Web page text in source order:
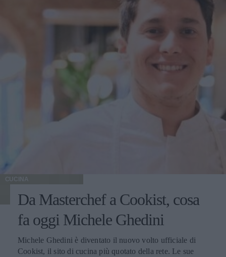
CUCINA
Da Masterchef a Cookist, cosa
fa oggi Michele Ghedini
Michele Ghedini è diventato il nuovo volto ufficiale di
Cookist, il sito di cucina più quotato della rete. Le sue